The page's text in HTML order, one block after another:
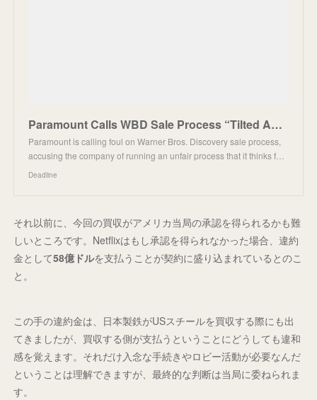
Paramount Calls WBD Sale Process “Tilted And Unfair” In Letter To CEO David Zaslav
Paramount is calling foul on Warner Bros. Discovery sale process,
accusing the company of running an unfair process that it thinks f…
Deadline
それ以前に、今回の買収がアメリカ当局の承認を得られるかも難
しいところです。Netflixはもし承認を得られなかった場合、違約
金として58億ドルを支払うことが契約に盛り込まれているとのこ
と。
この手の違約金は、日本製鉄がUSスチールを買収する際にも出
てきましたが、買収する側が支払うということにどうしても違和
感を覚えます。それだけ入念な手続きやロビー活動が必要なんだ
ということは理解できますが、最終的な判断は当局に委ねられま
す。